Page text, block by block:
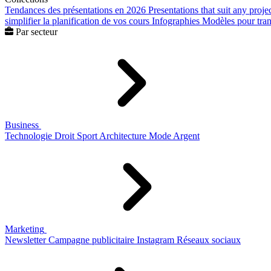
Tendances des présentations en 2026 Presentations that suit any
simplifier la planification de vos cours Infographies Modèles pour
Par secteur
Business
Technologie Droit Sport Architecture Mode Argent
Marketing
Newsletter Campagne publicitaire Instagram Réseaux sociaux